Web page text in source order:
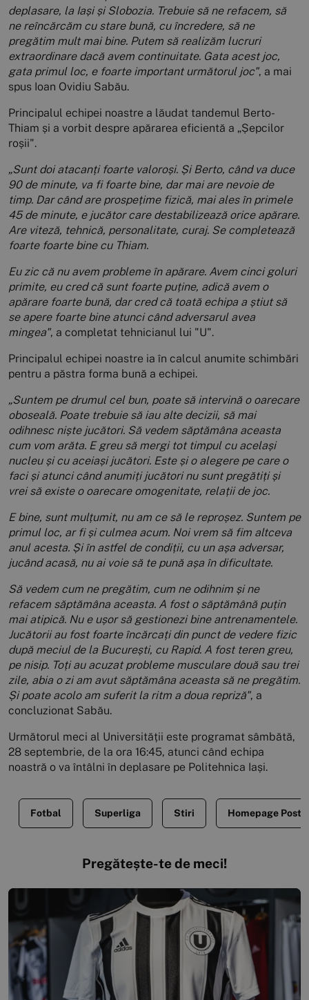
deplasare, la Iași și Slobozia. Trebuie să ne refacem, să
ne reîncărcăm cu stare bună, cu încredere, să ne
pregătim mult mai bine. Putem să realizăm lucruri
extraordinare dacă avem continuitate. Gata acest joc,
gata primul loc, e foarte important următorul joc", a mai
spus Ioan Ovidiu Sabău.
Principalul echipei noastre a lăudat tandemul Berto-
Thiam și a vorbit despre apărarea eficientă a „Șepcilor
roșii".
„Sunt doi atacanți foarte valoroși. Și Berto, când va duce
90 de minute, va fi foarte bine, dar mai are nevoie de
timp. Dar când are prospețime fizică, mai ales în primele
45 de minute, e jucător care destabilizează orice apărare.
Are viteză, tehnică, personalitate, curaj. Se completează
foarte foarte bine cu Thiam.
Eu zic că nu avem probleme în apărare. Avem cinci goluri
primite, eu cred că sunt foarte puține, adică avem o
apărare foarte bună, dar cred că toată echipa a știut să
se apere foarte bine atunci când adversarul avea
mingea", a completat tehnicianul lui "U".
Principalul echipei noastre ia în calcul anumite schimbări
pentru a păstra forma bună a echipei.
„Suntem pe drumul cel bun, poate să intervină o oarecare
oboseală. Poate trebuie să iau alte decizii, să mai
odihnesc niște jucători. Să vedem săptămâna aceasta
cum vom arăta. E greu să mergi tot timpul cu același
nucleu și cu aceiași jucători. Este și o alegere pe care o
faci și atunci când anumiți jucători nu sunt pregătiți și
vrei să existe o oarecare omogenitate, relații de joc.
E bine, sunt mulțumit, nu am ce să le reproșez. Suntem pe
primul loc, ar fi și culmea acum. Noi vrem să fim altceva
anul acesta. Și în astfel de condiții, cu un așa adversar,
jucând acasă, nu ai voie să te pună așa în dificultate.
Să vedem cum ne pregătim, cum ne odihnim și ne
refacem săptămâna aceasta. A fost o săptămână puțin
mai atipică. Nu e ușor să gestionezi bine antrenamentele.
Jucătorii au fost foarte încărcați din punct de vedere fizic
după meciul de la București, cu Rapid. A fost teren greu,
pe nisip. Toți au acuzat probleme musculare două sau trei
zile, abia o zi am avut săptămâna aceasta să ne pregătim.
Și poate acolo am suferit la ritm a doua repriză", a
concluzionat Sabău.
Următorul meci al Universității este programat sâmbătă,
28 septembrie, de la ora 16:45, atunci când echipa
noastră o va întâlni în deplasare pe Politehnica Iași.
Fotbal Superliga Stiri Homepage Posts
Pregătește-te de meci!